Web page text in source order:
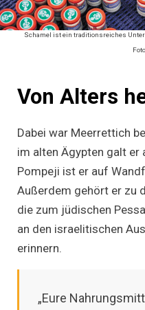
Schamel ist ein traditionsreiches
Von Alters
Dabei war Meerrettich
im alten Ägypten galt er
Pompeji ist er auf
Außerdem gehört er zu
die zum jüdischen
an den israelitischen
erinnern.
„Eure